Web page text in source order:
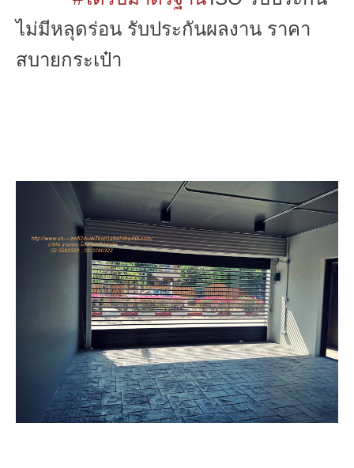
ไม่มีหลุดร่อน รับประกันผลงาน ราคา
สบายกระเป๋า